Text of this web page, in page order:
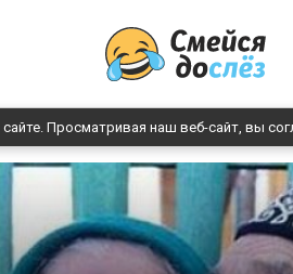
Просматривая наш веб-сайт, вы